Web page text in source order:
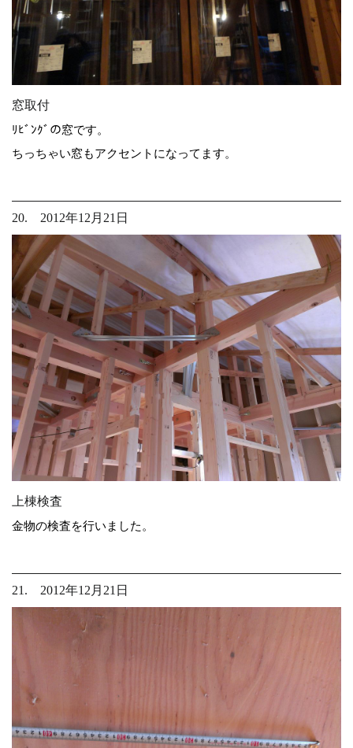
窓取付
ﾘﾋﾞﾝｸﾞの窓です。
ちっちゃい窓もアクセントになってます。
20. 2012年12月21日
上棟検査
金物の検査を行いました。
21. 2012年12月21日